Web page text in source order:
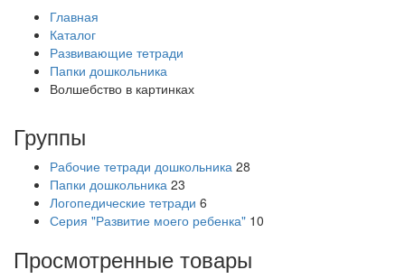
Главная
Каталог
Развивающие тетради
Папки дошкольника
Волшебство в картинках
Группы
Рабочие тетради дошкольника 28
Папки дошкольника 23
Логопедические тетради 6
Серия "Развитие моего ребенка" 10
Просмотренные товары